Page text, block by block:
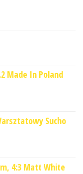
Made In Poland
Sucho
4:3 Matt White